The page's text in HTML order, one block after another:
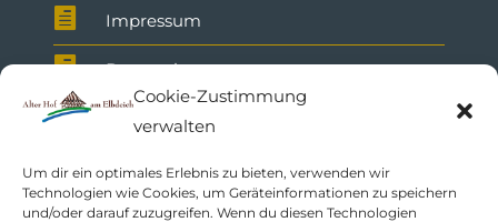
Cookie-Zustimmung
verwalten
Um dir ein optimales Erlebnis zu bieten, verwenden wir
Technologien wie Cookies, um Geräteinformationen zu speichern
und/oder darauf zuzugreifen. Wenn du diesen Technologien
 Impressum
 Datenschutz
